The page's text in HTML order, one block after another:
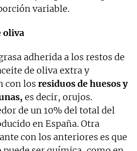
variable.
oliva
adherida a los restos de
de oliva extra y
con los residuos de huesos y
es decir, orujos.
de un 10% del total del
en España. Otra
con los anteriores es que